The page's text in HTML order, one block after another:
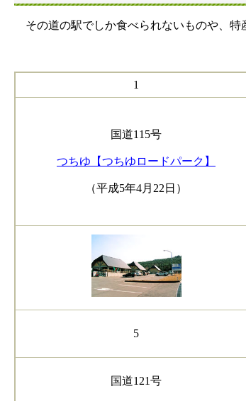
その道の駅でしか食べられないものや、特
1
国道115号
つちゆ【つちゆロードパーク】
（平成5年4月22日）
5
国道121号